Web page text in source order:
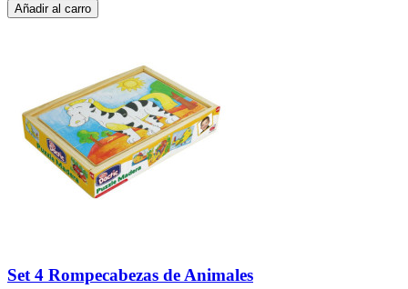
Añadir al carro
Set 4 Rompecabezas de Animales